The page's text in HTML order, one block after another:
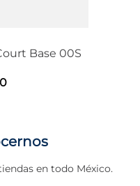
Base 00S
en todo México.